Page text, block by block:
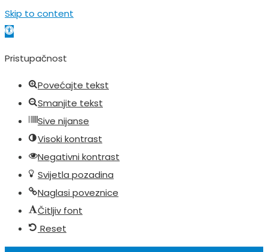
Skip to content
Open toolbar
Pristupačnost
Povećajte tekst
Smanjite tekst
Sive nijanse
Visoki kontrast
Negativni kontrast
Svijetla pozadina
Naglasi poveznice
Čitljiv font
Reset